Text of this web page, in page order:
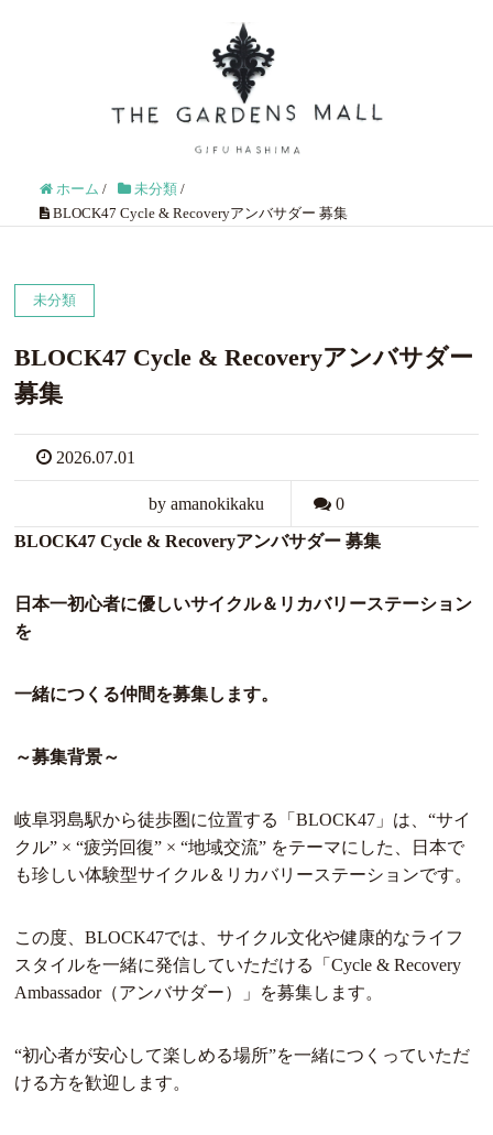
ホーム / 未分類/
BLOCK47 Cycle & Recoveryアンバサダー 募集
未分類
BLOCK47 Cycle & Recoveryアンバサダー
募集
2026.07.01
by amanokikaku
0
BLOCK47 Cycle & Recoveryアンバサダー 募集
日本一初心者に優しいサイクル＆リカバリーステーション
を
一緒につくる仲間を募集します。
～募集背景～
岐阜羽島駅から徒歩圏に位置する「BLOCK47」は、“サイ
クル” × “疲労回復” × “地域交流” をテーマにした、日本で
も珍しい体験型サイクル＆リカバリーステーションです。
この度、BLOCK47では、サイクル文化や健康的なライフ
スタイルを一緒に発信していただける「Cycle & Recovery
Ambassador（アンバサダー）」を募集します。
“初心者が安心して楽しめる場所”を一緒につくっていただ
ける方を歓迎します。